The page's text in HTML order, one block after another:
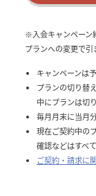
※入会キャンペーン
プランへの変更で引
キャンペーンは
プランの切り替
中にプランは切
毎月月末に当月
現在ご契約中の
確認などはすべて
ご契約・請求に